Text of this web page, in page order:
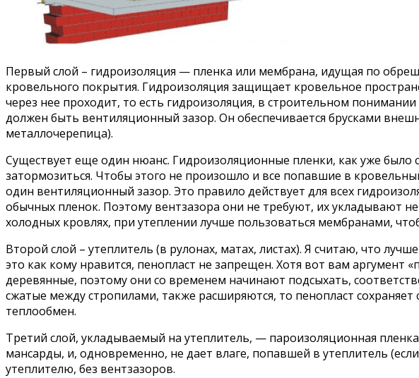
Первый слой – гидроизоляция — пленка или мембрана, идущая по
кровельного покрытия. Гидроизоляция защищает кровельное
через нее проходит, то есть гидроизоляция, в строительном
должен быть вентиляционный зазор. Он обеспечивается брусками
металлочерепица).
Существует еще один нюанс. Гидроизоляционные пленки, как уже
затормозиться. Чтобы этого не произошло и все попавшие в
один вентиляционный зазор. Это правило действует для всех
обычных пленок. Поэтому вентзазора они не требуют, их укладывают
холодных кровлях, при утеплении лучше пользоваться мембранами,
Второй слой – утеплитель (в рулонах, матах, листах). Я считаю, что
это как кому нравится, пенопласт не запрещен. Хотя вот вам аргумент
деревянные, поэтому они со временем начинают подсыхать,
сжатые между стропилами, также расширяются, то пенопласт
теплообмен.
Третий слой, укладываемый на утеплитель, — пароизоляционная
мансарды, и, одновременно, не дает влаге, попавшей в утеплитель
утеплителю, без вентзазоров.